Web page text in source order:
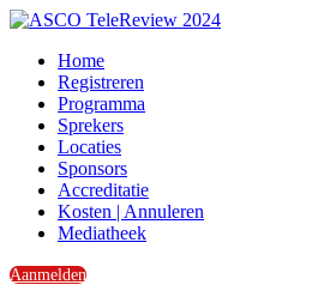
Home
Registreren
Programma
Sprekers
Locaties
Sponsors
Accreditatie
Kosten | Annuleren
Mediatheek
Aanmelden